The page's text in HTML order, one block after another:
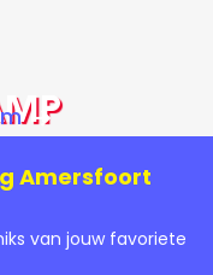
Amersfoort
van jouw favoriete